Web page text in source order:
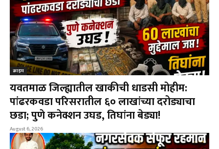
क्राइम
यवतमाळ जिल्ह्यातील खाकीची धाडसी मोहीम:
पांढरकवडा परिसरातील ६० लाखांच्या दरोड्याचा
छडा; पुणे कनेक्शन उघड, तिघांना बेड्या!
August 6, 2026